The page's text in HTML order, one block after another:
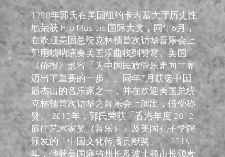
1998年郭氏在美国纽约卡内基大厅历史性
地荣获 Pro Musicis 国际大奖，同年6月，
在欢迎美国总统克林顿首次访华音乐会上
郭用唢呐演奏美国乐曲收到赞赏。美国
《侨报》形容「为中国民族管乐走向世界
迈出了重要的一步」。同年7月获选中国
最杰出的音乐家之一，并在欢迎美国总统
克林顿首次访华之音乐会上演出，倍受称
赞。 2013年，郭氏荣获「香港年度 2012
最佳艺术家奖（音乐）」及美国孔子学院
颁发的「中国文化传播贡献奖」。 2016